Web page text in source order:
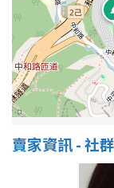
屋齡
不拘
20-30 年
賣家資訊 - 社